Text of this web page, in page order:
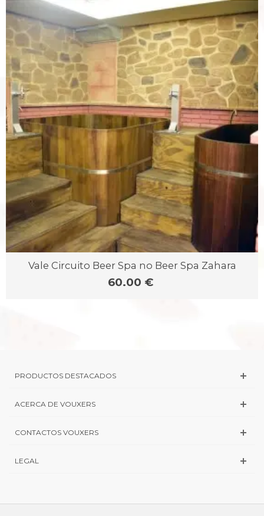
Vale Circuito Beer Spa no Beer Spa Zahara
60.00 €
PRODUCTOS DESTACADOS
ACERCA DE VOUXERS
CONTACTOS VOUXERS
LEGAL